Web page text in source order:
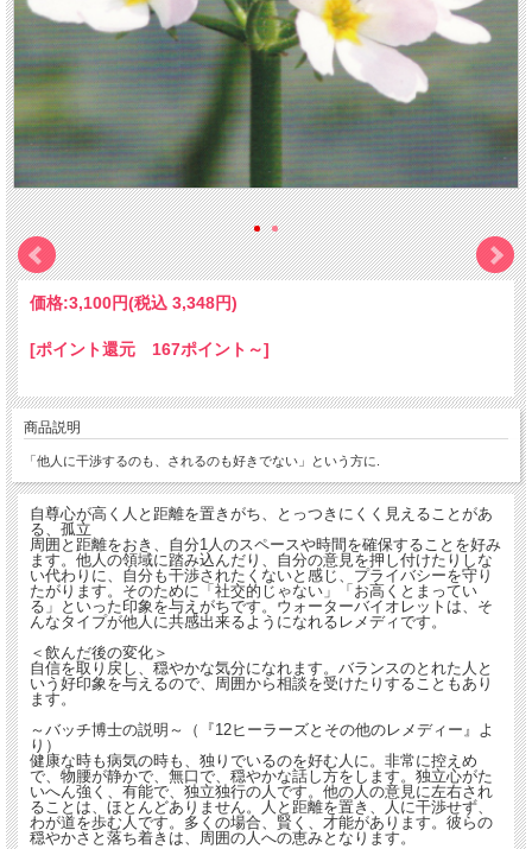
価格:3,100円(税込 3,348円)
[ポイント還元 167ポイント～]
商品説明
「他人に干渉するのも、されるのも好きでない」という方に.
自尊心が高く人と距離を置きがち、とっつきにくく見えることがあ
る、孤立
周囲と距離をおき、自分1人のスペースや時間を確保することを好み
ます。他人の領域に踏み込んだり、自分の意見を押し付けたりしな
い代わりに、自分も干渉されたくないと感じ、プライバシーを守り
たがります。そのために「社交的じゃない」「お高くとまってい
る」といった印象を与えがちです。ウォーターバイオレットは、そ
んなタイプが他人に共感出来るようになれるレメディです。
＜飲んだ後の変化＞
自信を取り戻し、穏やかな気分になれます。バランスのとれた人と
いう好印象を与えるので、周囲から相談を受けたりすることもあり
ます。
～バッチ博士の説明～（『12ヒーラーズとその他のレメディー』よ
り）
健康な時も病気の時も、独りでいるのを好む人に。非常に控えめ
で、物腰が静かで、無口で、穏やかな話し方をします。独立心がた
いへん強く、有能で、独立独行の人です。他の人の意見に左右され
ることは、ほとんどありません。人と距離を置き、人に干渉せず、
わが道を歩む人です。多くの場合、賢く、才能があります。彼らの
穏やかさと落ち着きは、周囲の人への恵みとなります。